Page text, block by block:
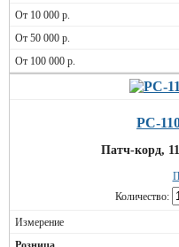
PC-
Патч-корд,
Количество: